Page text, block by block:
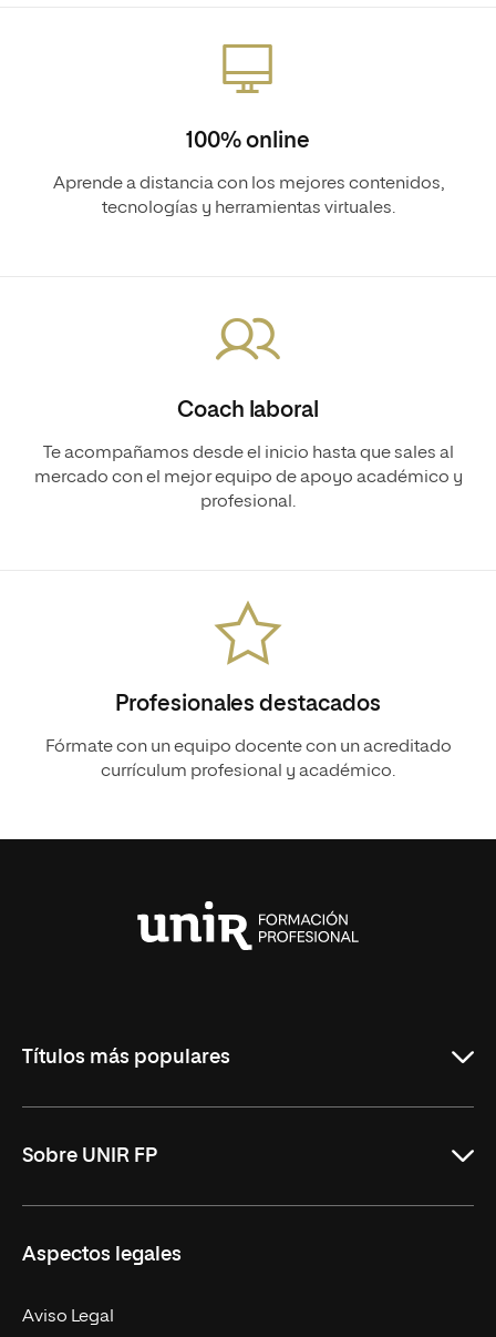
100% online
Aprende a distancia con los mejores contenidos,
tecnologías y herramientas virtuales.
Coach laboral
Te acompañamos desde el inicio hasta que sales al
mercado con el mejor equipo de apoyo académico y
profesional.
Profesionales destacados
Fórmate con un equipo docente con un acreditado
currículum profesional y académico.
Títulos más populares
DAM Online
Administración y Finanzas Online
Marketing y Publicidad Online
Sobre UNIR FP
Revista UNIR FP
Grados superiores
Aspectos legales
Aviso Legal